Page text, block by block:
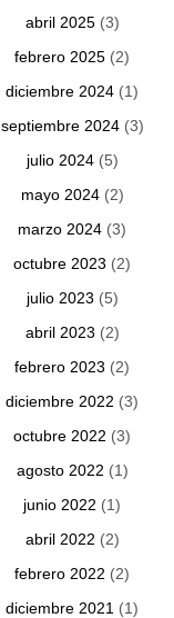
abril 2025(3)
febrero 2025 (2)
diciembre 2024 (1)
septiembre 2024(3)
julio 2024(5)
mayo 2024(2)
marzo 2024 (3)
octubre 2023 (2)
julio 2023 (5)
abril 2023 (2)
febrero 2023 (2)
diciembre 2022 (3)
octubre 2022 (3)
agosto 2022 (1)
junio 2022 (1)
abril 2022 (2)
febrero 2022 (2)
diciembre 2021 (1)